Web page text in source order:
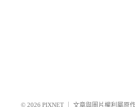
© 2026 PIXNET 文章與圖片權利屬原